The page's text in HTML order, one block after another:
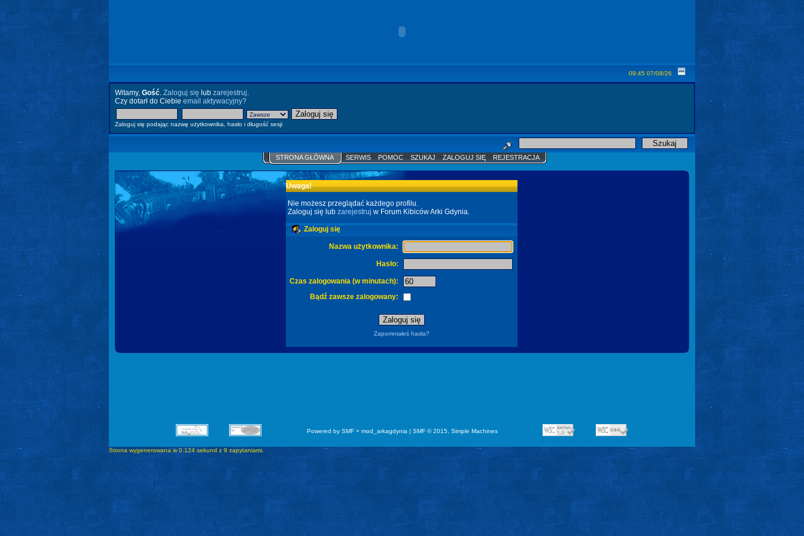
09:45 07/08/26
Witamy, Gość. Zaloguj się lub zarejestruj.
Czy dotarł do Ciebie email aktywacyjny?
Zaloguj się podając nazwę użytkownika, hasło i długość sesji
STRONA GŁÓWNA SERWIS POMOC SZUKAJ ZALOGUJ SIĘ REJESTRACJA
Uwaga!
Nie możesz przeglądać każdego profilu.
Zaloguj się lubzarejestruj w Forum Kibiców Arki Gdynia.
Zaloguj się
Nazwa użytkownika:
Hasło:
Czas zalogowania (w minutach):
Bądź zawsze zalogowany:
Zapomniałeś hasła?
Powered by SMF + mod_arkagdynia | SMF © 2015, Simple Machines
Strona wygenerowana w 0.124 sekund z 9 zapytaniami.